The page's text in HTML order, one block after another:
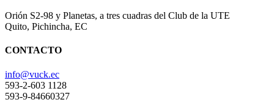
Orión S2-98 y Planetas, a tres cuadras del Club de la UTE
Quito, Pichincha, EC
CONTACTO
info@vuck.ec
593-2-603 1128
593-9-84660327